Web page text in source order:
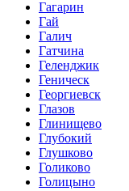
Гагарин
Гай
Галич
Гатчина
Геленджик
Геническ
Георгиевск
Глазов
Глинищево
Глубокий
Глушково
Голиково
Голицыно